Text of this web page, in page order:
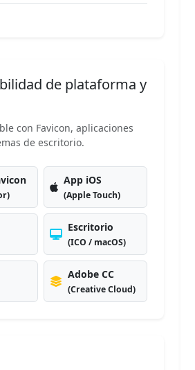
de plataforma y
con Favicon, aplicaciones
de escritorio.
App iOS
(Apple Touch)
Escritorio
(ICO / macOS)
Adobe CC
(Creative Cloud)